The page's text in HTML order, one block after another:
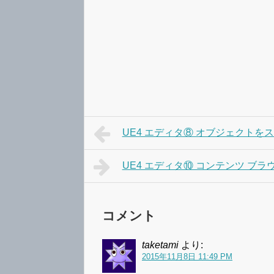
UE4 エディタ⑧ オブジェクトを
UE4 エディタ⑩ コンテンツ ブラ
コメント
taketami より:
2015年11月8日 11:49 PM